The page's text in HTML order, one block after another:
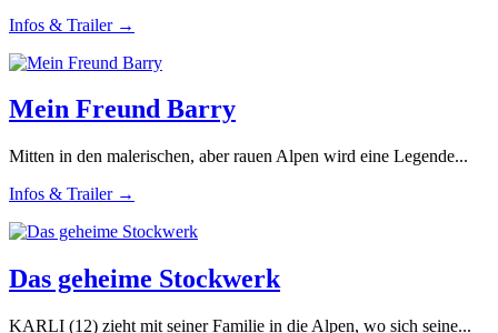
Infos & Trailer →
Mein Freund Barry
Mitten in den malerischen, aber rauen Alpen wird eine Legende...
Infos & Trailer →
Das geheime Stockwerk
KARLI (12) zieht mit seiner Familie in die Alpen, wo sich seine...